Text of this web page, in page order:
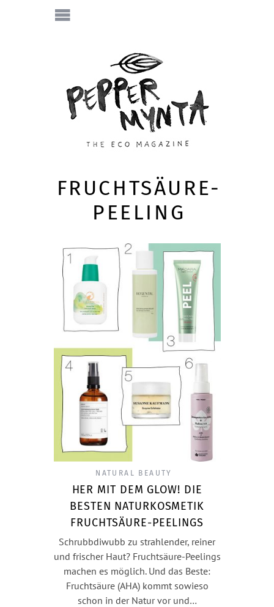
FRUCHTSÄURE-
PEELING
NATURAL BEAUTY
HER MIT DEM GLOW! DIE
BESTEN NATURKOSMETIK
FRUCHTSÄURE-PEELINGS
Schrubbdiwubb zu strahlender, reiner
und frischer Haut? Fruchtsäure-Peelings
machen es möglich. Und das Beste:
Fruchtsäure (AHA) kommt sowieso
schon in der Natur vor und…